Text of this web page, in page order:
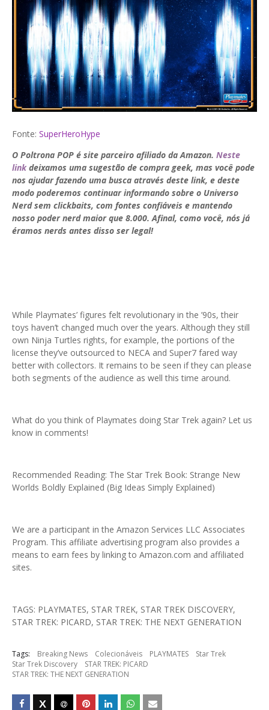
Fonte: SuperHeroHype
O Poltrona POP é site parceiro afiliado da Amazon. Neste
linkdeixamos uma sugestão de compra geek, mas você pode
nos ajudar fazendo uma busca através deste link, e deste
modo poderemos continuar informando sobre o Universo
Nerd sem clickbaits, com fontes confiáveis e mantendo
nosso poder nerd maior que 8.000. Afinal, como você, nós já
éramos nerds antes disso ser legal!
While Playmates’ figures felt revolutionary in the ’90s, their
toys haven’t changed much over the years. Although they still
own Ninja Turtles rights, for example, the portions of the
license they’ve outsourced to NECA and Super7 fared way
better with collectors. It remains to be seen if they can please
both segments of the audience as well this time around.
What do you think of Playmates doing Star Trek again? Let us
know in comments!
Recommended Reading: The Star Trek Book: Strange New
Worlds Boldly Explained (Big Ideas Simply Explained)
We are a participant in the Amazon Services LLC Associates
Program. This affiliate advertising program also provides a
means to earn fees by linking to Amazon.com and affiliated
sites.
TAGS: PLAYMATES, STAR TREK, STAR TREK DISCOVERY,
STAR TREK: PICARD, STAR TREK: THE NEXT GENERATION
Tags: Breaking News Colecionáveis PLAYMATES
Star Trek
Star Trek Discovery
STAR TREK: PICARD
STAR TREK: THE NEXT GENERATION